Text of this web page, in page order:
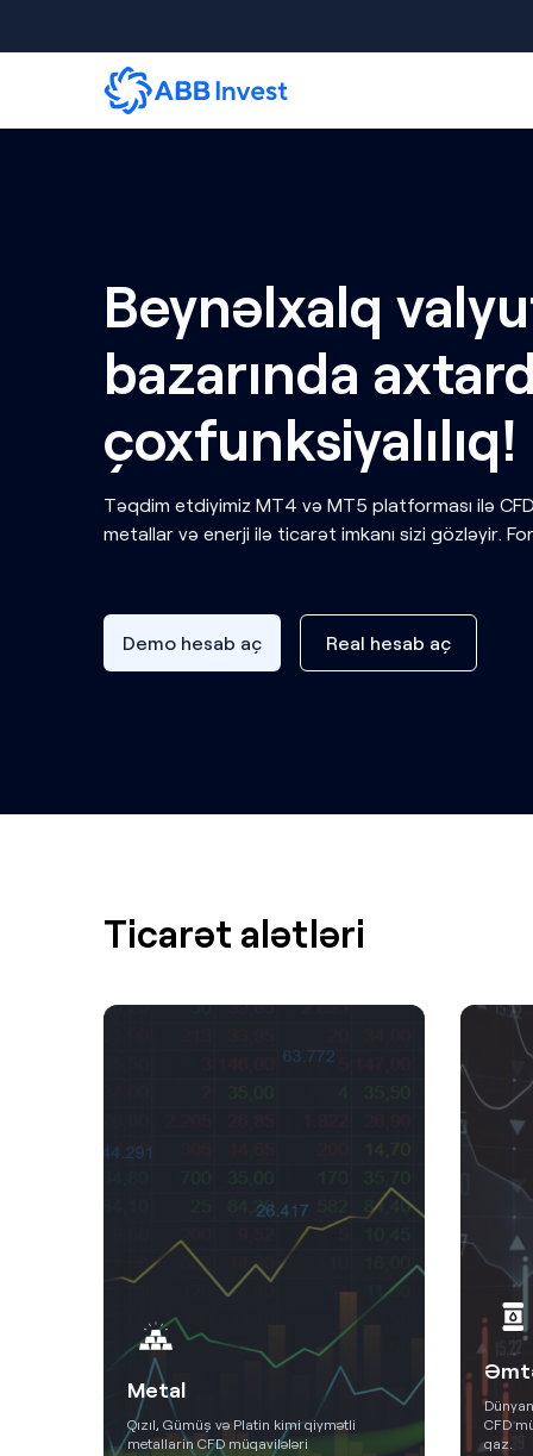
Beynəlxalq
bazarında
çoxfunksiyalılıq!
Təqdim etdiyimiz MT4 və MT5 platforması ilə
metallar və enerji ilə ticarət imkanı sizi gözləyir.
Demo hesab aç Real hesab aç
Ticarət alətləri
Metal
Qızıl, Gümüş və Platin kimi qiymətli
metallarin CFD müqavilələri
CFD
qaz.